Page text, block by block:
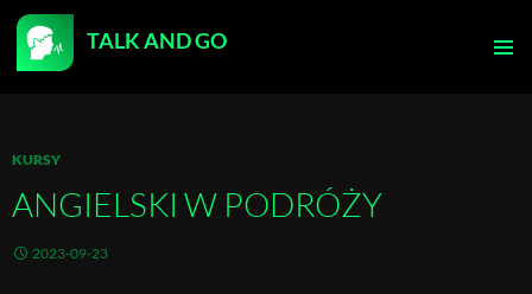
TALK AND GO
PRZEJDŹ
DO
KURSY
ANGIELSKI W PODRÓŻY
2023-09-23